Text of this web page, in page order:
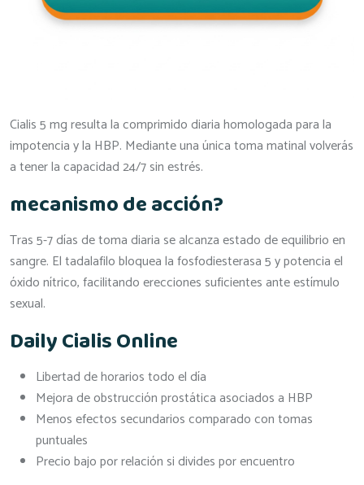
Cialis 5 mg resulta la comprimido diaria homologada para la
impotencia y la HBP. Mediante una única toma matinal volverás
a tener la capacidad 24/7 sin estrés.
mecanismo de acción?
Tras 5-7 días de toma diaria se alcanza estado de equilibrio en
sangre. El tadalafilo bloquea la fosfodiesterasa 5 y potencia el
óxido nítrico, facilitando erecciones suficientes ante estímulo
sexual.
Daily Cialis Online
Libertad de horarios todo el día
Mejora de obstrucción prostática asociados a HBP
Menos efectos secundarios comparado con tomas
puntuales
Precio bajo por relación si divides por encuentro